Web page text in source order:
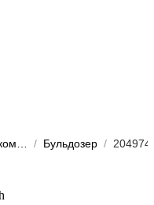
/ Бульдозер /